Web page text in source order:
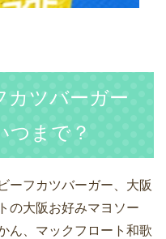
カツバーガー
つまで？
ーフカツバーガー、大阪
の大阪お好みマヨソー
ん、マックフロート和歌